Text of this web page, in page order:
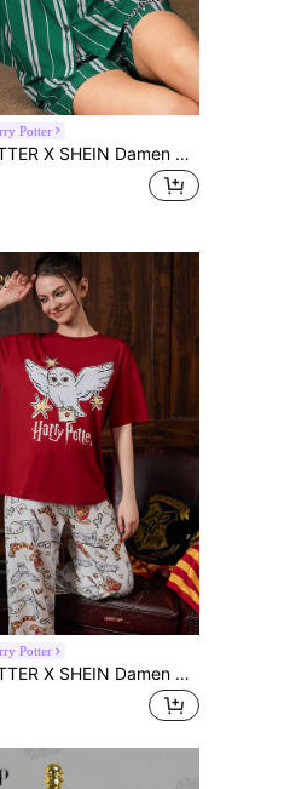
Potter
HARRY POTTER X SHEIN Damen grün gestreifter Pyjama-Set mit locker sitzendem Lässig-Shirt mit Abzeichen-Grafik und Shorts, Schulanfang
Potter
HARRY POTTER X SHEIN Damen Sommer Eule Rundhals Kurzarm Loose Burgund Hedwig Bedrucktes Muster T-Shirt und weiße Hose Pyjama Set, bequem und lässig für den Sommer Zuhause